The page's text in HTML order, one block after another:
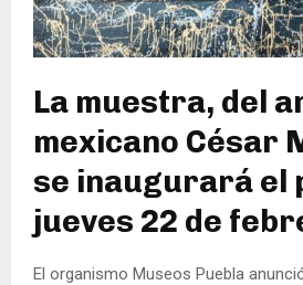
La muestra, del
mexicano César
se inaugurará el
jueves 22 de
El organismo Museos Puebla